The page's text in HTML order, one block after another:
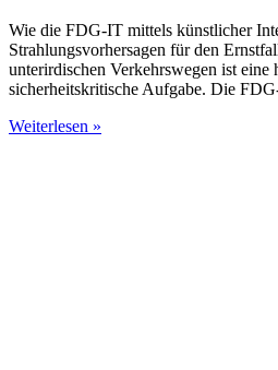
Wie die FDG-IT mittels künstlicher
Strahlungsvorhersagen für den
unterirdischen Verkehrswegen ist eine
sicherheitskritische Aufgabe. Die
Weiterlesen »